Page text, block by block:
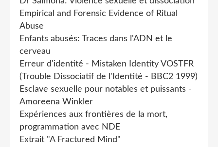
Empirical and Forensic Evidence of Ritual
Abuse
Enfants abusés: Traces dans l'ADN et le
cerveau
Erreur d'identité - Mistaken Identity VOSTFR
(Trouble Dissociatif de l'Identité - BBC2 1999)
Esclave sexuelle pour notables et puissants -
Amoreena Winkler
Expériences aux frontières de la mort,
programmation avec NDE
Extrait "A Fractured Mind"